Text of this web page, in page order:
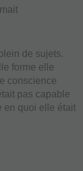
de sujets.
forme elle
conscience
pas capable
en quoi elle était